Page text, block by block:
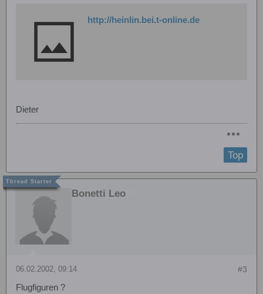
http://heinlin.bei.t-online.de
Dieter
Top
Bonetti Leo
#3
06.02.2002, 09:14
Flugfiguren ?